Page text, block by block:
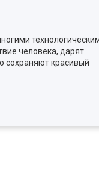
человека, дарят
сохраняют красивый